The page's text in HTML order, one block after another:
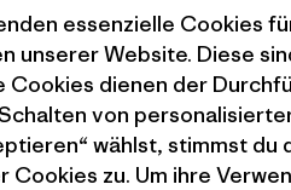
über Aktivismus,
der Datenschutzerklärungvon
essenzielle Cookies
unserer Website. Diese
Cookies dienen der
von
wählst, stimmst du
Cookies zu. Um ihre